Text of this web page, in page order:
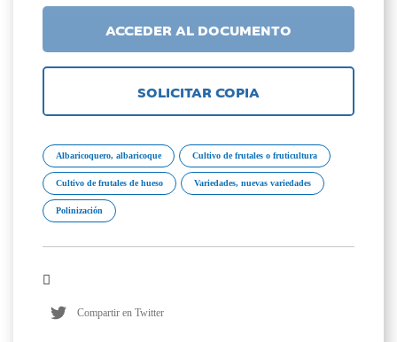
ACCEDER AL DOCUMENTO
SOLICITAR COPIA
Albaricoquero, albaricoque Cultivo de frutales o fruticultura
Cultivo de frutales de hueso Variedades, nuevas variedades
Polinización
Compartir en Twitter